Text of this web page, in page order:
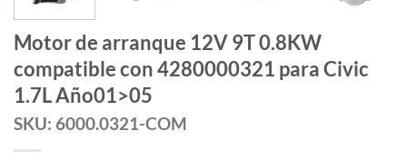
Motor de arranque 12V 9T 0.8KW
compatible con 4280000321 para Civic
1.7L Año01>05
SKU: 6000.0321-COM